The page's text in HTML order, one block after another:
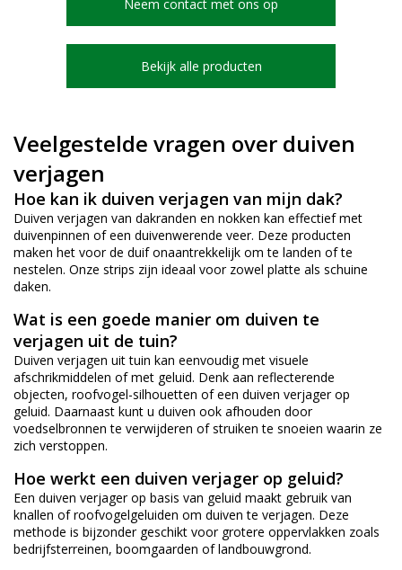
Neem contact met ons op
Bekijk alle producten
Veelgestelde vragen over duiven
verjagen
Hoe kan ik duiven verjagen van mijn dak?
Duiven verjagen van dakranden en nokken kan effectief met
duivenpinnen of een duivenwerende veer. Deze producten
maken het voor de duif onaantrekkelijk om te landen of te
nestelen. Onze strips zijn ideaal voor zowel platte als schuine
daken.
Wat is een goede manier om duiven te
verjagen uit de tuin?
Duiven verjagen uit tuin kan eenvoudig met visuele
afschrikmiddelen of met geluid. Denk aan reflecterende
objecten, roofvogel-silhouetten of een duiven verjager op
geluid. Daarnaast kunt u duiven ook afhouden door
voedselbronnen te verwijderen of struiken te snoeien waarin ze
zich verstoppen.
Hoe werkt een duiven verjager op geluid?
Een duiven verjager op basis van geluid maakt gebruik van
knallen of roofvogelgeluiden om duiven te verjagen. Deze
methode is bijzonder geschikt voor grotere oppervlakken zoals
bedrijfsterreinen, boomgaarden of landbouwgrond.